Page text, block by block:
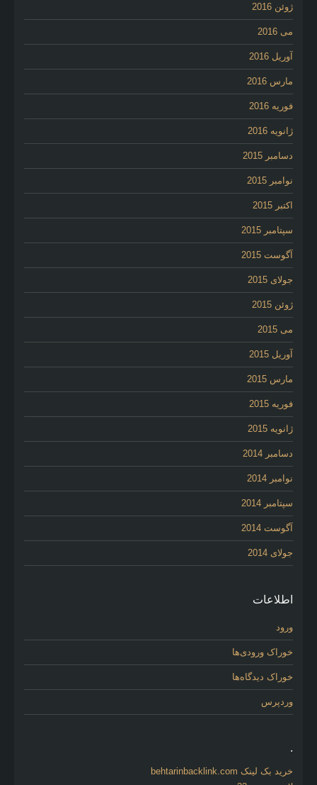
ژوئن 2016
می 2016
آوریل 2016
مارس 2016
فوریه 2016
ژانویه 2016
دسامبر 2015
نوامبر 2015
اکتبر 2015
سپتامبر 2015
آگوست 2015
جولای 2015
ژوئن 2015
می 2015
آوریل 2015
مارس 2015
فوریه 2015
ژانویه 2015
دسامبر 2014
نوامبر 2014
سپتامبر 2014
آگوست 2014
جولای 2014
اطلاعات
ورود
خوراک ورودی‌ها
خوراک دیدگاه‌ها
وردپرس
.
خرید بک لینک behtarinbacklink.com